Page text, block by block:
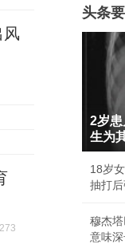
风
头条
2岁
生为
18岁
抽打
穆杰
意味深